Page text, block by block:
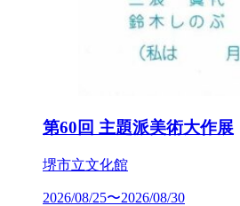
第60回 主題派美術大作展
堺市立文化館
2026/08/25〜2026/08/30